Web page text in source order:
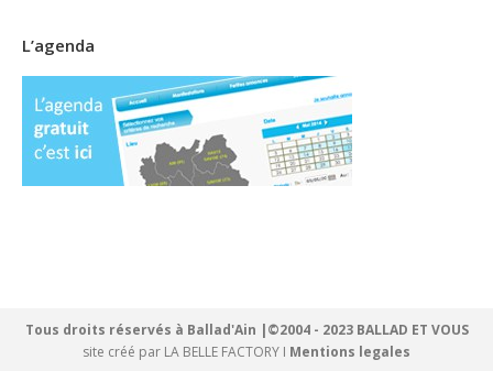
L’agenda
Tous droits réservés à Ballad'Ain |©2004 - 2023 BALLAD ET VOUS
site créé par LA BELLE FACTORY I Mentions legales